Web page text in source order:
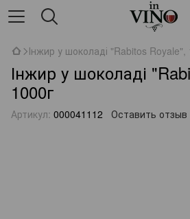
Інжир у шоколаді "Rabitos Royale",
Інжир у шоколаді
1000г
Артикул: 000041112 Оставить отзыв